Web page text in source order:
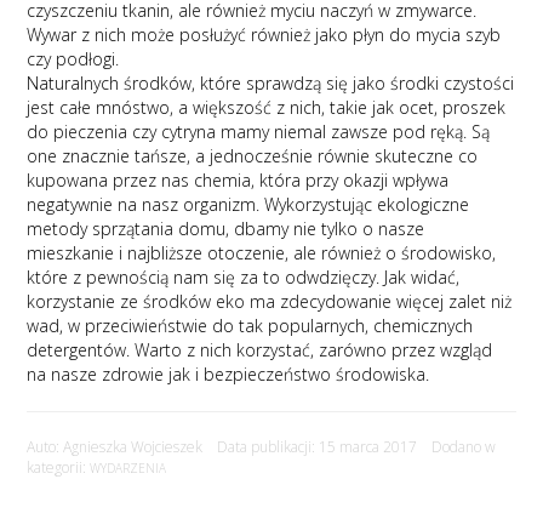
czyszczeniu tkanin, ale również myciu naczyń w zmywarce.
Wywar z nich może posłużyć również jako płyn do mycia szyb
czy podłogi.
Naturalnych środków, które sprawdzą się jako środki czystości
jest całe mnóstwo, a większość z nich, takie jak ocet, proszek
do pieczenia czy cytryna mamy niemal zawsze pod ręką. Są
one znacznie tańsze, a jednocześnie równie skuteczne co
kupowana przez nas chemia, która przy okazji wpływa
negatywnie na nasz organizm. Wykorzystując ekologiczne
metody sprzątania domu, dbamy nie tylko o nasze
mieszkanie i najbliższe otoczenie, ale również o środowisko,
które z pewnością nam się za to odwdzięczy. Jak widać,
korzystanie ze środków eko ma zdecydowanie więcej zalet niż
wad, w przeciwieństwie do tak popularnych, chemicznych
detergentów. Warto z nich korzystać, zarówno przez wzgląd
na nasze zdrowie jak i bezpieczeństwo środowiska.
Auto: Agnieszka Wojcieszek Data publikacji: 15 marca 2017 Dodano w
kategorii:WYDARZENIA